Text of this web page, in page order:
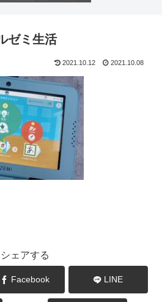
ママの口コミ
ゼミ生活
2021.10.12 2021.10.08
シェアする
Facebook LINE